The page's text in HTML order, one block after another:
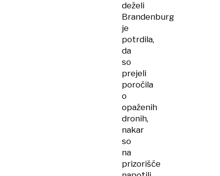
deželi
Brandenburg
je
potrdila,
da
so
prejeli
poročila
o
opaženih
dronih,
nakar
so
na
prizorišče